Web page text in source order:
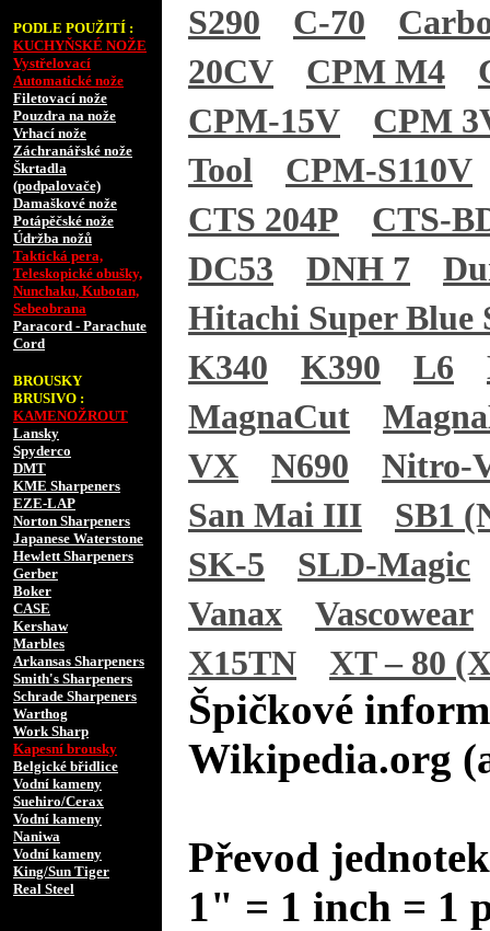
PODLE POUŽITÍ :
KUCHYŇSKÉ NOŽE
Vystřelovací
Automatické nože
Filetovací nože
Pouzdra na nože
Vrhací nože
Záchranářské nože
Škrtadla
(podpalovače)
Damaškové nože
Potápěčské nože
Údržba nožů
Taktická pera,
Teleskopické obušky,
Nunchaku, Kubotan,
Sebeobrana
Paracord - Parachute
Cord
BROUSKY
BRUSIVO :
KAMENOŽROUT
Lansky
Spyderco
DMT
KME Sharpeners
EZE-LAP
Norton Sharpeners
Japanese Waterstone
Hewlett Sharpeners
Gerber
Boker
CASE
Kershaw
Marbles
Arkansas Sharpeners
Smith's Sharpeners
Schrade Sharpeners
Warthog
Work Sharp
Kapesní brousky
Belgické břidlice
Vodní kameny
Suehiro/Cerax
Vodní kameny
Naniwa
Vodní kameny
King/Sun Tiger
Real Steel
S290
C-70
20CV
CPM M4
CPM-15V
CPM
Tool
CPM-S110V
CTS 204P
CTS-
DC53
DNH 7
Hitachi Super Blue
K340
K390 L6
MagnaCut
VX
N690
Nitro-
San Mai III
SB1
SK-5
SLD-Magic
Vanax
Vascowear
X15TN
XT – 80
Špičkové
Wikipedia.org
Převod
1" = 1 inch = 1